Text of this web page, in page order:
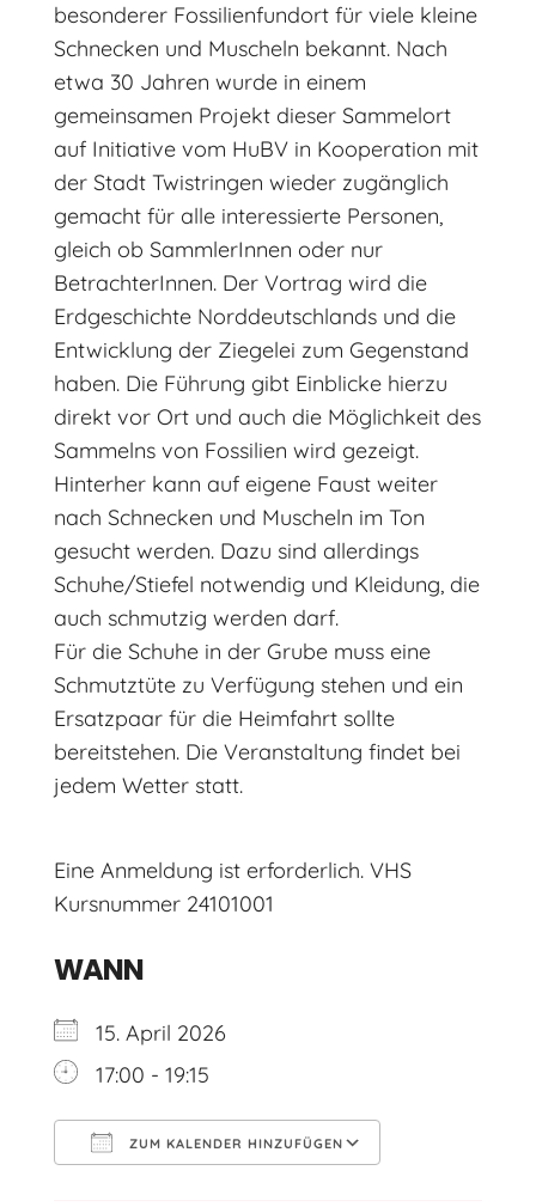
besonderer Fossilienfundort für viele kleine
Schnecken und Muscheln bekannt. Nach
etwa 30 Jahren wurde in einem
gemeinsamen Projekt dieser Sammelort
auf Initiative vom HuBV in Kooperation mit
der Stadt Twistringen wieder zugänglich
gemacht für alle interessierte Personen,
gleich ob SammlerInnen oder nur
BetrachterInnen. Der Vortrag wird die
Erdgeschichte Norddeutschlands und die
Entwicklung der Ziegelei zum Gegenstand
haben. Die Führung gibt Einblicke hierzu
direkt vor Ort und auch die Möglichkeit des
Sammelns von Fossilien wird gezeigt.
Hinterher kann auf eigene Faust weiter
nach Schnecken und Muscheln im Ton
gesucht werden. Dazu sind allerdings
Schuhe/Stiefel notwendig und Kleidung, die
auch schmutzig werden darf.
Für die Schuhe in der Grube muss eine
Schmutztüte zu Verfügung stehen und ein
Ersatzpaar für die Heimfahrt sollte
bereitstehen. Die Veranstaltung findet bei
jedem Wetter statt.
Eine Anmeldung ist erforderlich. VHS
Kursnummer 24101001
WANN
15. April 2026
17:00 - 19:15
ZUM KALENDER HINZUFÜGEN